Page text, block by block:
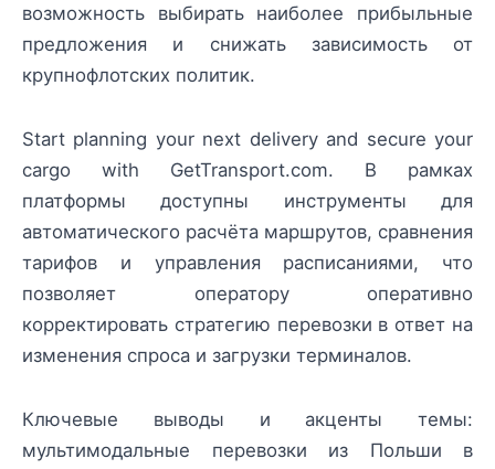
возможность выбирать наиболее прибыльные
предложения и снижать зависимость от
крупнофлотских политик.
Start planning your next delivery and secure your
cargo with GetTransport.com. В рамках
платформы доступны инструменты для
автоматического расчёта маршрутов, сравнения
тарифов и управления расписаниями, что
позволяет оператору оперативно
корректировать стратегию перевозки в ответ на
изменения спроса и загрузки терминалов.
Ключевые выводы и акценты темы:
мультимодальные перевозки из Польши в